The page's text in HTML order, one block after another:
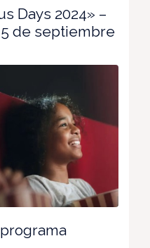
Days 2024» –
de septiembre